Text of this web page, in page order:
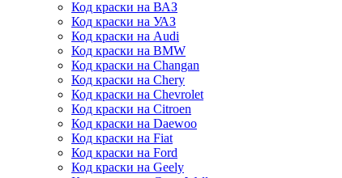
Код краски на ВАЗ
Код краски на УАЗ
Код краски на Audi
Код краски на BMW
Код краски на Changan
Код краски на Chery
Код краски на Chevrolet
Код краски на Citroen
Код краски на Daewoo
Код краски на Fiat
Код краски на Ford
Код краски на Geely